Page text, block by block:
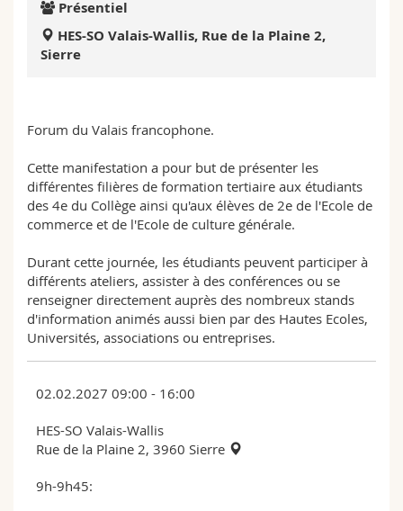
Sciences et médecine
Interfacultaire
Collaborateurs
Doctorants
Webmail
Programme des cours
Présentiel
HES-SO Valais-Wallis, Rue de la Plaine 2,
Sierre
Forum du Valais francophone.
Cette manifestation a pour but de présenter les
différentes filières de formation tertiaire aux étudiants
des 4e du Collège ainsi qu'aux élèves de 2e de l'Ecole de
commerce et de l'Ecole de culture générale.
Durant cette journée, les étudiants peuvent participer à
différents ateliers, assister à des conférences ou se
renseigner directement auprès des nombreux stands
d'information animés aussi bien par des Hautes Ecoles,
Universités, associations ou entreprises.
02.02.2027 09:00 - 16:00
HES-SO Valais-Wallis
Rue de la Plaine 2, 3960 Sierre
9h-9h45: